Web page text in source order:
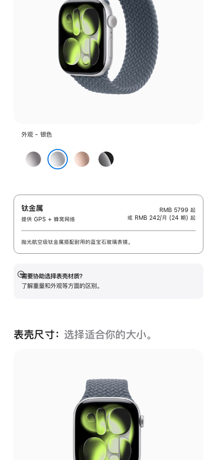
外观 - 银色
深
空
色
玫
瑰
色
亮
黑
钛金属
提供 GPS + 蜂窝网络
RMB 5799 起
或 RMB 242/月 (24 期) 起
抛光航空级钛金属搭配耐用的蓝宝石玻璃表镜。
需要协助选择表壳材质？
了解重量和外观等方面的区别。
展
开
表壳尺寸： 选择适合你的大小。